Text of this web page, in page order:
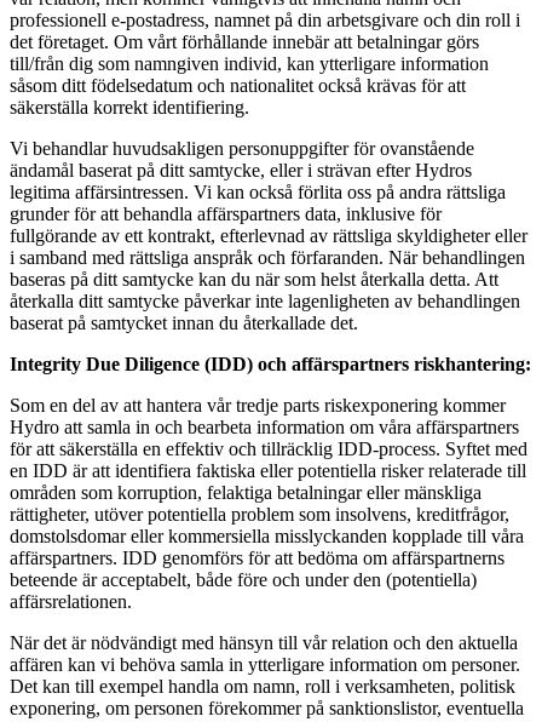
professionell e-postadress, namnet på din arbetsgivare och din roll i
det företaget. Om vårt förhållande innebär att betalningar görs
till/från dig som namngiven individ, kan ytterligare information
såsom ditt födelsedatum och nationalitet också krävas för att
säkerställa korrekt identifiering.
Vi behandlar huvudsakligen personuppgifter för ovanstående
ändamål baserat på ditt samtycke, eller i strävan efter Hydros
legitima affärsintressen. Vi kan också förlita oss på andra rättsliga
grunder för att behandla affärspartners data, inklusive för
fullgörande av ett kontrakt, efterlevnad av rättsliga skyldigheter eller
i samband med rättsliga anspråk och förfaranden. När behandlingen
baseras på ditt samtycke kan du när som helst återkalla detta. Att
återkalla ditt samtycke påverkar inte lagenligheten av behandlingen
baserat på samtycket innan du återkallade det.
Integrity Due Diligence (IDD) och affärspartners riskhantering:
Som en del av att hantera vår tredje parts riskexponering kommer
Hydro att samla in och bearbeta information om våra affärspartners
för att säkerställa en effektiv och tillräcklig IDD-process. Syftet med
en IDD är att identifiera faktiska eller potentiella risker relaterade till
områden som korruption, felaktiga betalningar eller mänskliga
rättigheter, utöver potentiella problem som insolvens, kreditfrågor,
domstolsdomar eller kommersiella misslyckanden kopplade till våra
affärspartners. IDD genomförs för att bedöma om affärspartnerns
beteende är acceptabelt, både före och under den (potentiella)
affärsrelationen.
När det är nödvändigt med hänsyn till vår relation och den aktuella
affären kan vi behöva samla in ytterligare information om personer.
Det kan till exempel handla om namn, roll i verksamheten, politisk
exponering, om personen förekommer på sanktionslistor, eventuella